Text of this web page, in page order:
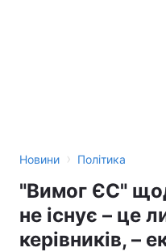
Новини › Політика
"Вимог ЄС"
не існує – це
керівників, –